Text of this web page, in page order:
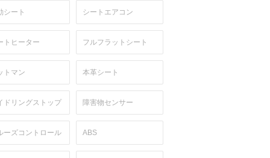
シート シートエアコン
トヒーター フルフラットシート
トマン 本革シート
ドリングストップ 障害物センサー
ーズコントロール ABS